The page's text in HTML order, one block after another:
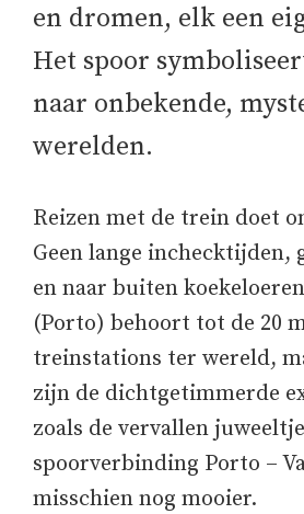
en dromen, elk een
Het spoor
naar onbekende,
werelden.
Reizen met de trein doet
Geen lange inchecktijden,
en naar buiten
(Porto) behoort tot de 20
treinstations ter wereld,
zijn de dichtgetimmerde
zoals de vervallen
spoorverbinding Porto –
misschien nog mooier.